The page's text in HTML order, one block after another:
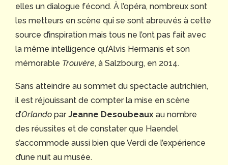
elles un dialogue fécond. À l’opéra, nombreux sont
les metteurs en scène qui se sont abreuvés à cette
source d’inspiration mais tous ne l’ont pas fait avec
la même intelligence qu’Alvis Hermanis et son
mémorable Trouvère, à Salzbourg, en 2014.
Sans atteindre au sommet du spectacle autrichien,
il est réjouissant de compter la mise en scène
d’Orlando parJeanne Desoubeaux au nombre
des réussites et de constater que Haendel
s’accommode aussi bien que Verdi de l’expérience
d’une nuit au musée.